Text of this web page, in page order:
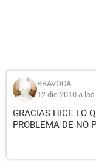
BRAVOCA
12 dic 2010 a
GRACIAS HICE LO
PROBLEMA DE NO